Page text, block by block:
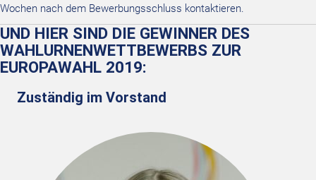
Wochen nach dem Bewerbungsschluss kontaktieren.
UND HIER SIND DIE GEWINNER DES
WAHLURNENWETTBEWERBS ZUR
EUROPAWAHL 2019:
Zuständig im Vorstand